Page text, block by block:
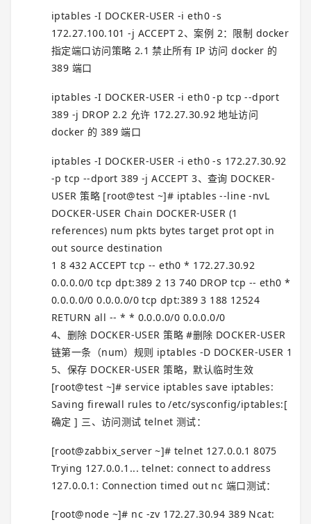
iptables -I DOCKER-USER -i eth0 -s
172.27.100.101 -j ACCEPT 2、案例 2：限制 docker
指定端口访问策略 2.1 禁止所有 IP 访问 docker 的
389 端口
iptables -I DOCKER-USER -i eth0 -p tcp --dport
389 -j DROP 2.2 允许 172.27.30.92 地址访问
docker 的 389 端口
iptables -I DOCKER-USER -i eth0 -s 172.27.30.92
-p tcp --dport 389 -j ACCEPT 3、查询 DOCKER-
USER 策略 [root@test ~]# iptables --line -nvL
DOCKER-USER Chain DOCKER-USER (1
references) num pkts bytes target prot opt in
out source destination
1 8 432 ACCEPT tcp -- eth0 * 172.27.30.92
0.0.0.0/0 tcp dpt:389 2 13 740 DROP tcp -- eth0 *
0.0.0.0/0 0.0.0.0/0 tcp dpt:389 3 188 12524
RETURN all -- * * 0.0.0.0/0 0.0.0.0/0
4、删除 DOCKER-USER 策略 #删除 DOCKER-USER
链第一条（num）规则 iptables -D DOCKER-USER 1
5、保存 DOCKER-USER 策略，默认临时生效
[root@test ~]# service iptables save iptables:
Saving firewall rules to /etc/sysconfig/iptables:[
确定 ] 三、访问测试 telnet 测试：
[root@zabbix_server ~]# telnet 127.0.0.1 8075
Trying 127.0.0.1... telnet: connect to address
127.0.0.1: Connection timed out nc 端口测试：
[root@node ~]# nc -zv 172.27.30.94 389 Ncat: